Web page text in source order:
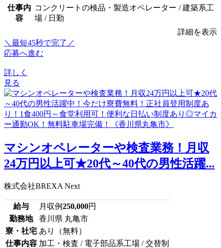
仕事内
容
コンクリートの検品・製造オペレーター / 建築系工
場 / 日勤
詳細を表示
＼最短45秒で完了／
応募へ進む
詳しく
見る
マシンオペレーターや検査業務！月収
24万円以上可★20代～40代の男性活躍...
株式会社BREXA Next
給与 月収例250,000円
勤務地
香川県 丸亀市
寮・社宅 あり（無料）
仕事内容 加工・検査 / 電子部品系工場 / 交替制